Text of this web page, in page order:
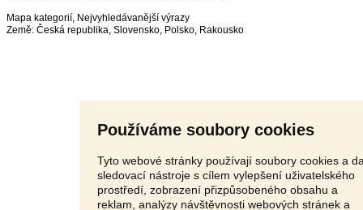
Používáme soubory cookies
Tyto webové stránky používají soubory cookies a
sledovací nástroje s cílem vylepšení uživatelského
prostředí, zobrazení přizpůsobeného obsahu a
reklam, analýzy návštěvnosti webových stránek a
Mapa kategorií, Nejvyhledávanější výrazy
Země: Česká republika, Slovensko, Polsko, Rakousko